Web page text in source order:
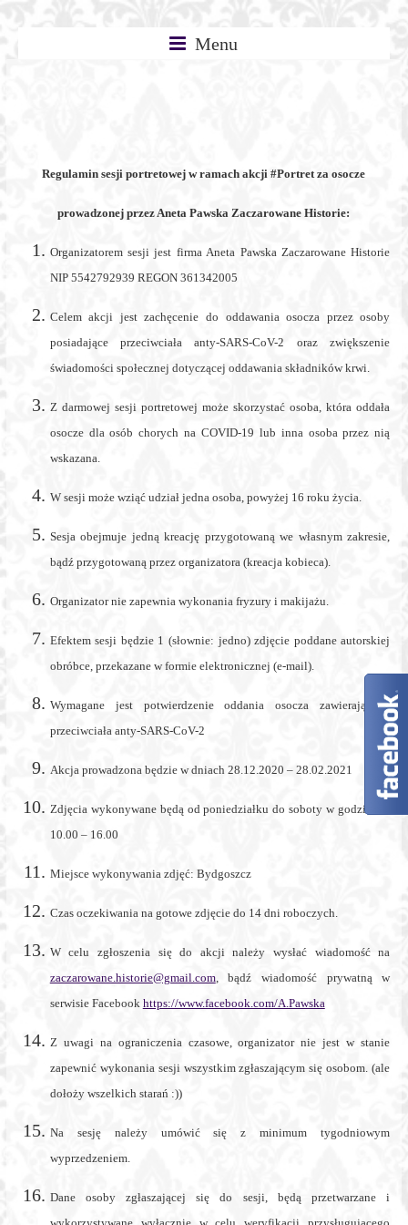
Enchanted
–
Aneta
Pawska
Fotograf
Bydgoszcz
Zaczarowane
zdjęciowe
terenie
Bydgoszczy
Torunia.
Fotografia
portretowa,
Fotograf
Bydgoszcz,
Menu
Regulamin sesji portretowej w ramach akcji #Portret za osocze
prowadzonej przez Aneta Pawska Zaczarowane Historie:
Organizatorem sesji jest firma Aneta Pawska Zaczarowane Historie
NIP 5542792939 REGON 361342005
Celem akcji jest zachęcenie do oddawania osocza przez osoby
posiadające przeciwciała anty-SARS-CoV-2 oraz zwiększenie
świadomości społecznej dotyczącej oddawania składników krwi.
Z darmowej sesji portretowej może skorzystać osoba, która oddała
osocze dla osób chorych na COVID-19 lub inna osoba przez nią
wskazana.
W sesji może wziąć udział jedna osoba, powyżej 16 roku życia.
Sesja obejmuje jedną kreację przygotowaną we własnym zakresie,
bądź przygotowaną przez organizatora (kreacja kobieca).
Organizator nie zapewnia wykonania fryzury i makijażu.
Efektem sesji będzie 1 (słownie: jedno) zdjęcie poddane autorskiej
obróbce, przekazane w formie elektronicznej (e-mail).
Wymagane jest potwierdzenie oddania osocza zawierającego
przeciwciała anty-SARS-CoV-2
Akcja prowadzona będzie w dniach 28.12.2020 – 28.02.2021
Zdjęcia wykonywane będą od poniedziałku do soboty w godzinach
10.00 – 16.00
Miejsce wykonywania zdjęć: Bydgoszcz
Czas oczekiwania na gotowe zdjęcie do 14 dni roboczych.
W celu zgłoszenia się do akcji należy wysłać wiadomość na
zaczarowane.historie@gmail.com, bądź wiadomość prywatną w
serwisie Facebook https://www.facebook.com/A.Pawska
Z uwagi na ograniczenia czasowe, organizator nie jest w stanie
zapewnić wykonania sesji wszystkim zgłaszającym się osobom. (ale
dołoży wszelkich starań :))
Na sesję należy umówić się z minimum tygodniowym
wyprzedzeniem.
Dane osoby zgłaszającej się do sesji, będą przetwarzane i